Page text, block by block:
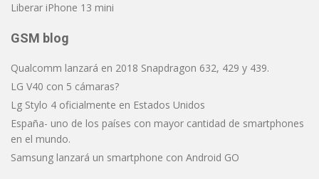
Liberar iPhone 13 mini
GSM blog
Qualcomm lanzará en 2018 Snapdragon 632, 429 y 439.
LG V40 con 5 cámaras?
Lg Stylo 4 oficialmente en Estados Unidos
España- uno de los países con mayor cantidad de smartphones
en el mundo.
Samsung lanzará un smartphone con Android GO